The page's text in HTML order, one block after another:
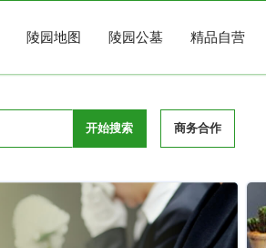
陵园地图 陵园公墓 精品自营
开始搜索 商务合作